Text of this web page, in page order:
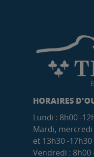
HORAIRES
Lundi : 8h00 -
Mardi,
et 13h30 -17h30
Vendredi : 8h00